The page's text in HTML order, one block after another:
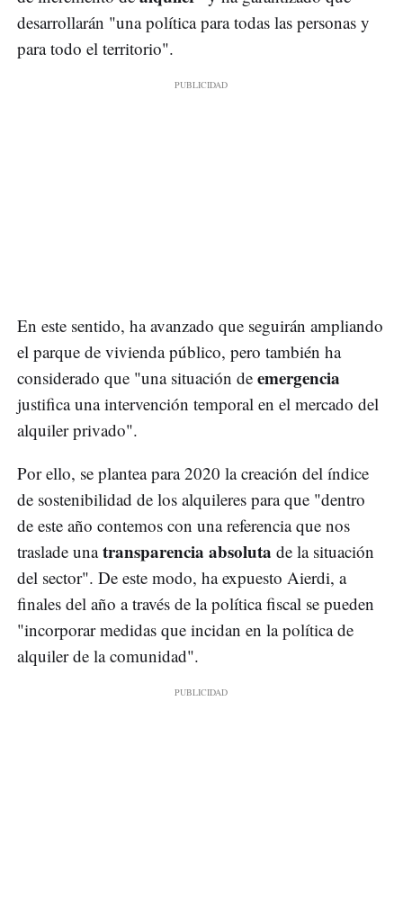
desarrollarán "una política para todas las personas y
para todo el territorio".
En este sentido, ha avanzado que seguirán ampliando
el parque de vivienda público, pero también ha
considerado que "una situación de emergencia
justifica una intervención temporal en el mercado del
alquiler privado".
Por ello, se plantea para 2020 la creación del índice
de sostenibilidad de los alquileres para que "dentro
de este año contemos con una referencia que nos
traslade unatransparencia absoluta de la situación
del sector". De este modo, ha expuesto Aierdi, a
finales del año a través de la política fiscal se pueden
"incorporar medidas que incidan en la política de
alquiler de la comunidad".